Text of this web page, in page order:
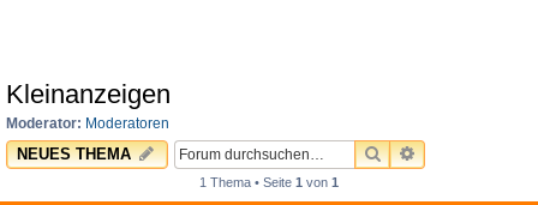
Kleinanzeigen
Moderator: Moderatoren
NEUES THEMA SUCHEERWEITERTE
1 Thema • Seite 1 von 1